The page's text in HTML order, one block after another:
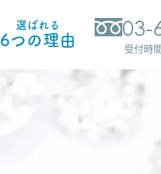
選ばれる
6つの理由 03-
受付時